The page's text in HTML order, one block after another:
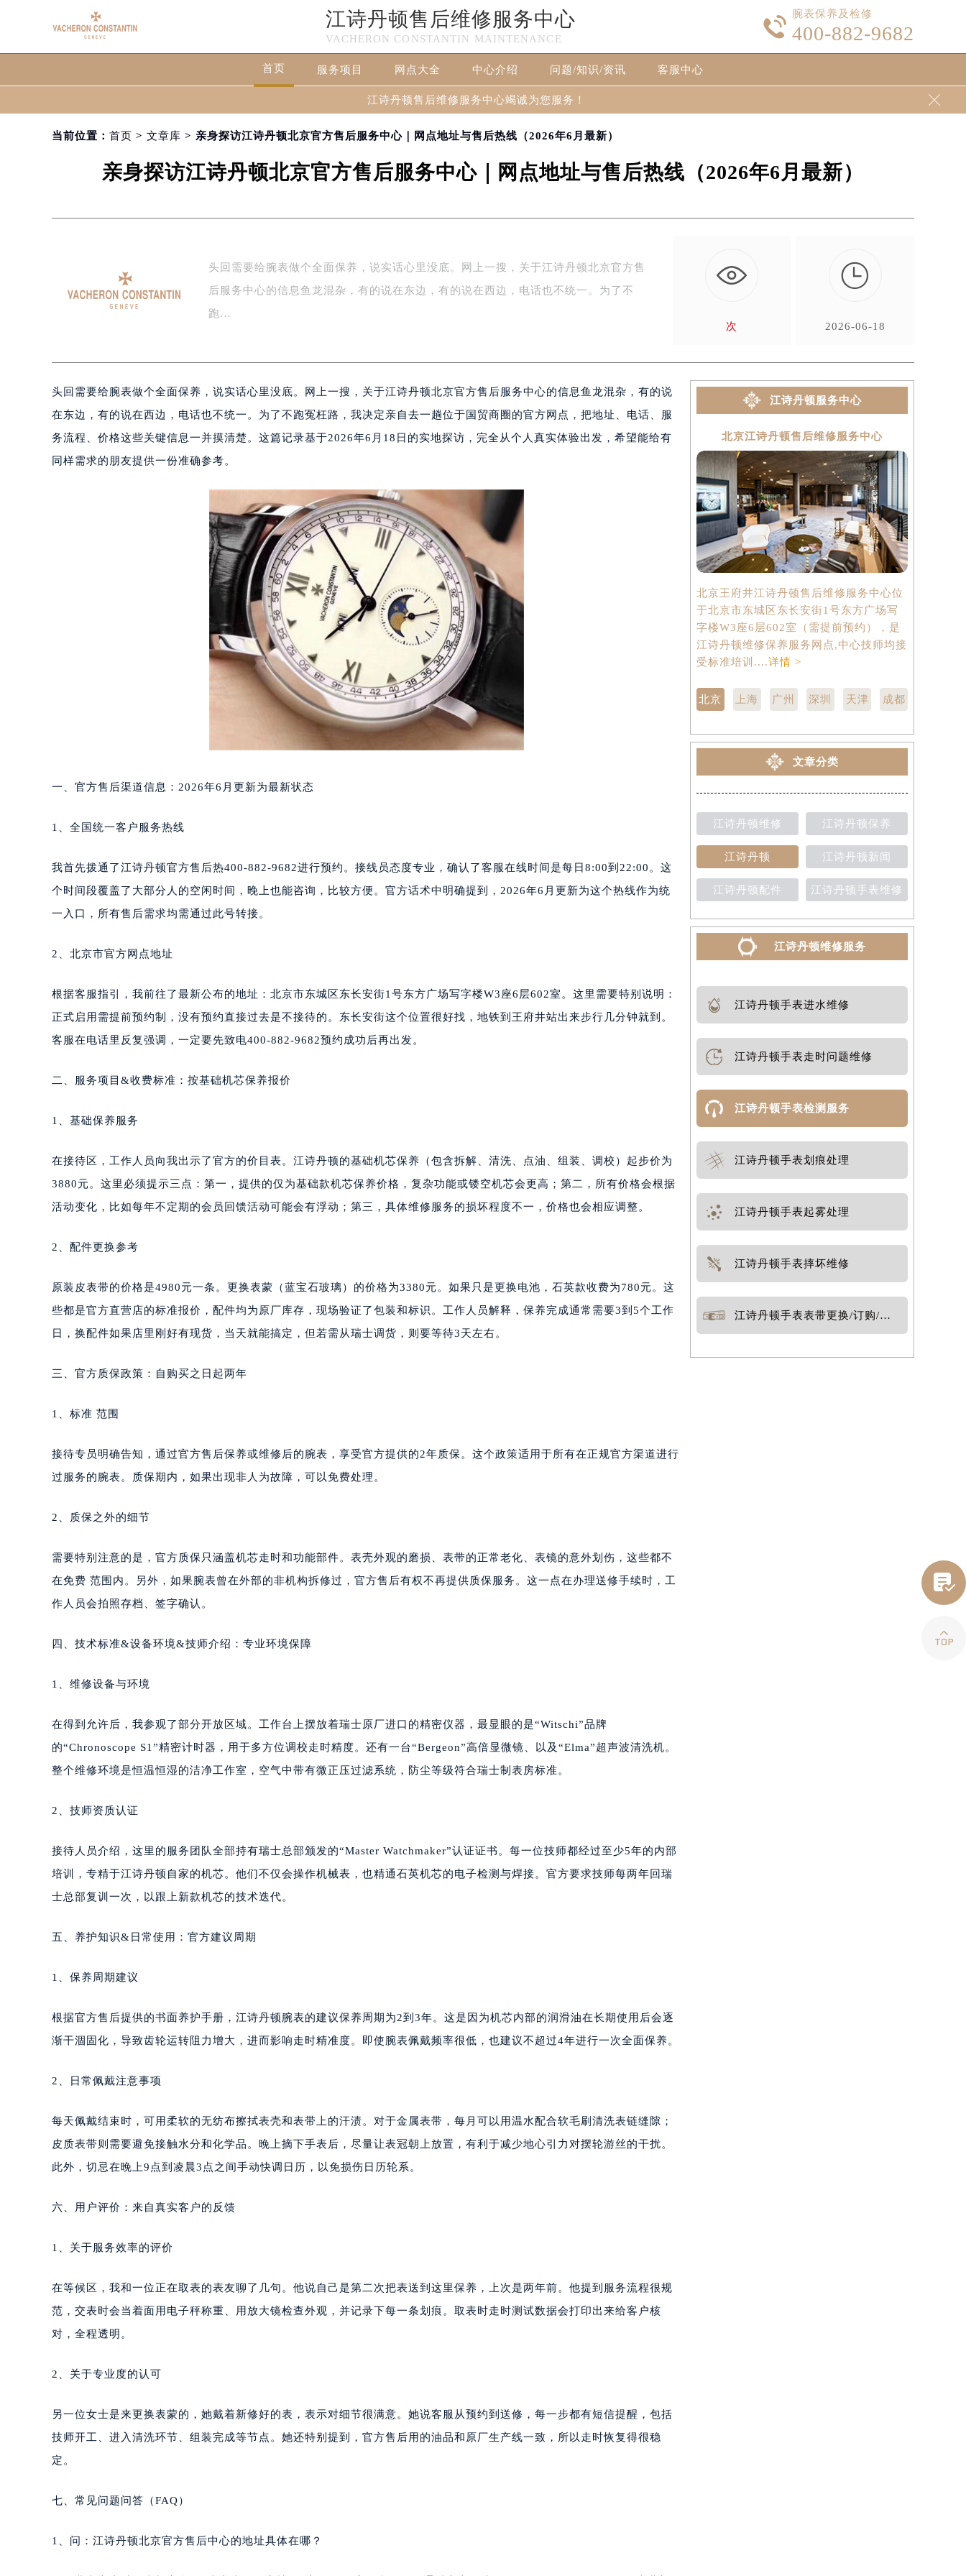
江诗丹顿售后维修服务中心
VACHERON CONSTANTIN MAINTENANCE

腕表保养及检修
400-882-9682
首页 服务项目 网点大全 中心介绍 问题/知识/资讯 客服中心
江诗丹顿售后维修服务中心竭诚为您服务！ 
当前位置： 首页 > 文章库 > 亲身探访江诗丹顿北京官方售后服务中心｜网点地址与售后热线（2026年6月最新）
亲身探访江诗丹顿北京官方售后服务中心｜网点地址与售后热线（2026年6月最新）
头回需要给腕表做个全面保养，说实话心里没底。网上一搜，关于江诗丹顿北京官方售
后服务中心的信息鱼龙混杂，有的说在东边，有的说在西边，电话也不统一。为了不
跑…
次

2026-06-18
头回需要给腕表做个全面保养，说实话心里没底。网上一搜，关于江诗丹顿北京官方售后服务中心的信息鱼龙混杂，有的说
在东边，有的说在西边，电话也不统一。为了不跑冤枉路，我决定亲自去一趟位于国贸商圈的官方网点，把地址、电话、服
务流程、价格这些关键信息一并摸清楚。这篇记录基于2026年6月18日的实地探访，完全从个人真实体验出发，希望能给有
同样需求的朋友提供一份准确参考。
一、官方售后渠道信息：2026年6月更新为最新状态
1、全国统一客户服务热线
我首先拨通了江诗丹顿官方售后热400-882-9682进行预约。接线员态度专业，确认了客服在线时间是每日8:00到22:00。这
个时间段覆盖了大部分人的空闲时间，晚上也能咨询，比较方便。官方话术中明确提到，2026年6月更新为这个热线作为统
一入口，所有售后需求均需通过此号转接。
2、北京市官方网点地址
根据客服指引，我前往了最新公布的地址：北京市东城区东长安街1号东方广场写字楼W3座6层602室。这里需要特别说明：
正式启用需提前预约制，没有预约直接过去是不接待的。东长安街这个位置很好找，地铁到王府井站出来步行几分钟就到。
客服在电话里反复强调，一定要先致电400-882-9682预约成功后再出发。
二、服务项目&收费标准：按基础机芯保养报价
1、基础保养服务
在接待区，工作人员向我出示了官方的价目表。江诗丹顿的基础机芯保养（包含拆解、清洗、点油、组装、调校）起步价为
3880元。这里必须提示三点：第一，提供的仅为基础款机芯保养价格，复杂功能或镂空机芯会更高；第二，所有价格会根据
活动变化，比如每年不定期的会员回馈活动可能会有浮动；第三，具体维修服务的损坏程度不一，价格也会相应调整。
2、配件更换参考
原装皮表带的价格是4980元一条。更换表蒙（蓝宝石玻璃）的价格为3380元。如果只是更换电池，石英款收费为780元。这
些都是官方直营店的标准报价，配件均为原厂库存，现场验证了包装和标识。工作人员解释，保养完成通常需要3到5个工作
日，换配件如果店里刚好有现货，当天就能搞定，但若需从瑞士调货，则要等待3天左右。
三、官方质保政策：自购买之日起两年
1、标准 范围
接待专员明确告知，通过官方售后保养或维修后的腕表，享受官方提供的2年质保。这个政策适用于所有在正规官方渠道进行
过服务的腕表。质保期内，如果出现非人为故障，可以免费处理。
2、质保之外的细节
需要特别注意的是，官方质保只涵盖机芯走时和功能部件。表壳外观的磨损、表带的正常老化、表镜的意外划伤，这些都不
在免费 范围内。另外，如果腕表曾在外部的非机构拆修过，官方售后有权不再提供质保服务。这一点在办理送修手续时，工
作人员会拍照存档、签字确认。
四、技术标准&设备环境&技师介绍：专业环境保障
1、维修设备与环境
在得到允许后，我参观了部分开放区域。工作台上摆放着瑞士原厂进口的精密仪器，最显眼的是“Witschi”品牌
的“Chronoscope S1”精密计时器，用于多方位调校走时精度。还有一台“Bergeon”高倍显微镜、以及“Elma”超声波清洗机。
整个维修环境是恒温恒湿的洁净工作室，空气中带有微正压过滤系统，防尘等级符合瑞士制表房标准。
2、技师资质认证
接待人员介绍，这里的服务团队全部持有瑞士总部颁发的“Master Watchmaker”认证证书。每一位技师都经过至少5年的内部
培训，专精于江诗丹顿自家的机芯。他们不仅会操作机械表，也精通石英机芯的电子检测与焊接。官方要求技师每两年回瑞
士总部复训一次，以跟上新款机芯的技术迭代。
五、养护知识&日常使用：官方建议周期
1、保养周期建议
根据官方售后提供的书面养护手册，江诗丹顿腕表的建议保养周期为2到3年。这是因为机芯内部的润滑油在长期使用后会逐
渐干涸固化，导致齿轮运转阻力增大，进而影响走时精准度。即使腕表佩戴频率很低，也建议不超过4年进行一次全面保养。
2、日常佩戴注意事项
每天佩戴结束时，可用柔软的无纺布擦拭表壳和表带上的汗渍。对于金属表带，每月可以用温水配合软毛刷清洗表链缝隙；
皮质表带则需要避免接触水分和化学品。晚上摘下手表后，尽量让表冠朝上放置，有利于减少地心引力对摆轮游丝的干扰。
此外，切忌在晚上9点到凌晨3点之间手动快调日历，以免损伤日历轮系。
六、用户评价：来自真实客户的反馈
1、关于服务效率的评价
在等候区，我和一位正在取表的表友聊了几句。他说自己是第二次把表送到这里保养，上次是两年前。他提到服务流程很规
范，交表时会当着面用电子秤称重、用放大镜检查外观，并记录下每一条划痕。取表时走时测试数据会打印出来给客户核
对，全程透明。
2、关于专业度的认可
另一位女士是来更换表蒙的，她戴着新修好的表，表示对细节很满意。她说客服从预约到送修，每一步都有短信提醒，包括
技师开工、进入清洗环节、组装完成等节点。她还特别提到，官方售后用的油品和原厂生产线一致，所以走时恢复得很稳
定。
七、常见问题问答（FAQ）
1、问：江诗丹顿北京官方售后中心的地址具体在哪？
江诗丹顿服务中心
北京江诗丹顿售后维修服务中心
北京王府井江诗丹顿售后维修服务中心位
于北京市东城区东长安街1号东方广场写
字楼W3座6层602室（需提前预约），是
江诗丹顿维修保养服务网点,中心技师均接
受标准培训....详情 >
北京 上海 广州 深圳 天津 成都
文章分类
江诗丹顿维修 江诗丹顿保养
江诗丹顿 江诗丹顿新闻
江诗丹顿配件 江诗丹顿手表维修
江诗丹顿维修服务
江诗丹顿手表进水维修
江诗丹顿手表走时问题维修
江诗丹顿手表检测服务
江诗丹顿手表划痕处理
江诗丹顿手表起雾处理
江诗丹顿手表摔坏维修
江诗丹顿手表表带更换/订购/定制

